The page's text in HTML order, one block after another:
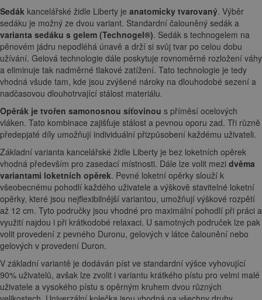
Sedák kancelářské židle Liberty je anatomicky tvarovaný. Výběr
sedáku je možný ze dvou variant. Standardní čalouněný sedák a
varianta sedáku s gelem (Technogel®). Sedák s technogelem na
pěnovém jádru nepodléhá únavě a drží si svůj tvar po celou dobu
užívání. Gelová technologie dále poskytuje rovnoměrné rozložení váhy
a eliminuje tak nadměrné tlakové zatížení. Tato technologie je tedy
vhodná všude tam, kde jsou zvýšené nároky na dlouhodobé sezení a
nadčasovou dlouhotrvající stálost materiálu.
Opěrák je tvořen samonosnou síťovinou s příměsí ocelových
vláken. Tato kombinace zajišťuje stálost a pevnou oporu zad. Tři různě
předepjaté díly umožňují individuální přizpůsobení každému uživateli.
Základní varianta kancelářské židle Liberty je bez loketních opěrek
vhodná především pro zasedací místnosti. Dále lze volit mezi dvěma
variantami loketních opěrek. Pevné loketní opěrky slouží k
všeobecnému pohodlí každého uživatele a výškově stavitelné loketní
opěrky, které jsou nejflexibilnější variantou, umožňují výškové rozpětí
až 12 cm. Tyto područky jsou vhodné pro maximální pohodlí při práci a
využití najdou i při krátkodobé relaxaci. U samotných područek lze pak
volit provedení z pevného Duronu, gelových v látce čalounění nebo
gelových v provedení Duron.
V základní variantě je dodáván píst ve standardní výšce vyhovující
90% uživatelů, avšak lze zvolit i variantu krátkého pístu pro velmi malé
uživatele a vysokého pístu s opěrným kruhem dvou různých